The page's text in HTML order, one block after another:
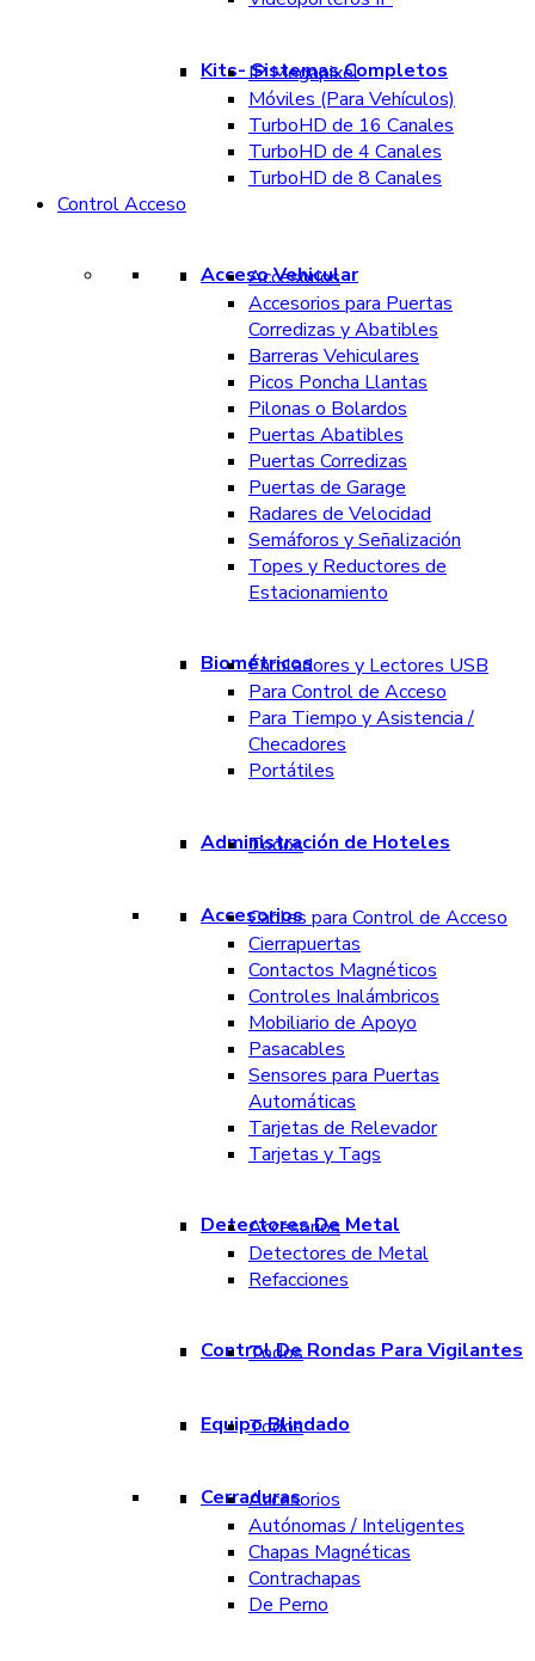
Kits- Sistemas Completos
IP Megapixel
Móviles (Para Vehículos)
TurboHD de 16 Canales
TurboHD de 4 Canales
TurboHD de 8 Canales
Control Acceso
Acceso Vehicular
Accesorios
Accesorios para Puertas
Corredizas y Abatibles
Barreras Vehiculares
Picos Poncha Llantas
Pilonas o Bolardos
Puertas Abatibles
Puertas Corredizas
Puertas de Garage
Radares de Velocidad
Semáforos y Señalización
Topes y Reductores de
Estacionamiento
Biométricos
Enroladores y Lectores USB
Para Control de Acceso
Para Tiempo y Asistencia /
Checadores
Portátiles
Administración de Hoteles
Todos
Accesorios
Cables para Control de Acceso
Cierrapuertas
Contactos Magnéticos
Controles Inalámbricos
Mobiliario de Apoyo
Pasacables
Sensores para Puertas
Automáticas
Tarjetas de Relevador
Tarjetas y Tags
Detectores De Metal
Accesorios
Detectores de Metal
Refacciones
Control De Rondas Para Vigilantes
Todos
Equipo Blindado
Todos
Cerraduras
Accesorios
Autónomas / Inteligentes
Chapas Magnéticas
Contrachapas
De Perno